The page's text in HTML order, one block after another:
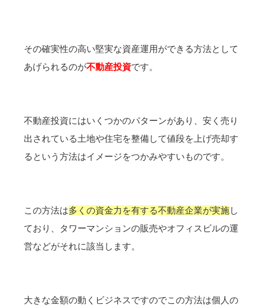
その確実性の高い堅実な資産運用ができる方法として
あげられるのが不動産投資です。
不動産投資にはいくつかのパターンがあり、安く売り
出されている土地や住宅を整備して値段を上げ売却す
るという方法はイメージをつかみやすいものです。
この方法は多くの資金力を有する不動産企業が実施し
ており、タワーマンションの販売やオフィスビルの運
営などがそれに該当します。
大きな金額の動くビジネスですのでこの方法は個人の